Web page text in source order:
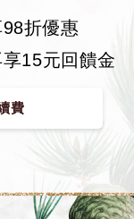
折優惠
15元回饋金
費
NT$
NT$
🏝【無人
■ 海賊王